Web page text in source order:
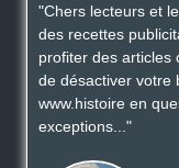
"Chers lecteurs et
des recettes
profiter des articles
de désactiver votre
www.histoire en
exceptions..."